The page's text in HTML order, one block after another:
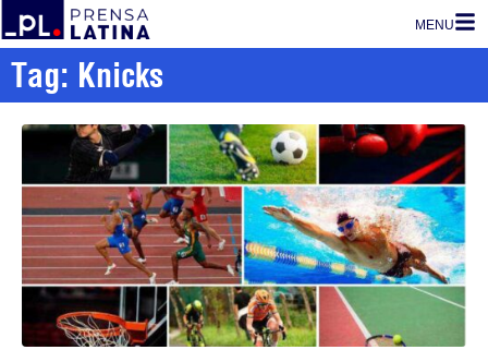
MENU
Tag: Knicks